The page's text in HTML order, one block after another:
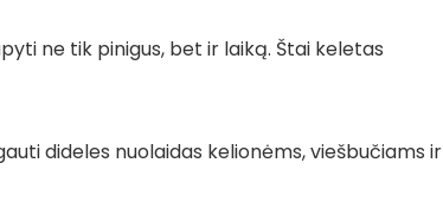
ne tik pinigus, bet ir laiką. Štai keletas
dideles nuolaidas kelionėms, viešbučiams ir